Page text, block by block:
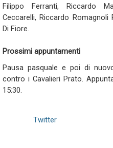
Filippo Ferranti, Riccardo
Ceccarelli, Riccardo Romagnoli
Di Fiore.
Prossimi appuntamenti
Pausa pasquale e poi di
contro i Cavalieri Prato.
15:30.
Twitter